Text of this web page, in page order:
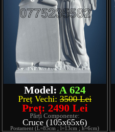
Model: A 624
Preț Vechi: 3500 Lei
Preț: 2490 Lei
Părți Componente:
Cruce (105x65x6)
Postament (L=85cm ; l=13cm ; h=6cm)